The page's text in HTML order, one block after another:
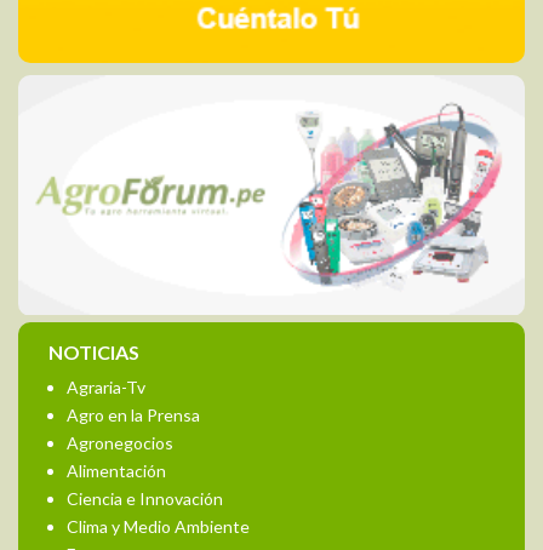
NOTICIAS
Agraria-Tv
Agro en la Prensa
Agronegocios
Alimentación
Ciencia e Innovación
Clima y Medio Ambiente